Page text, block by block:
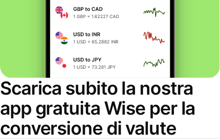
Scarica subito la nostra
app gratuita Wise per la
conversione di valute